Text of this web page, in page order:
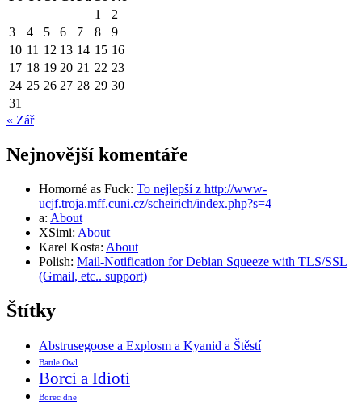
1
2
3
4 5 6 7 8
9
10 11 12 13 14 15 16
17 18 19 20 21 22 23
24 25 26 27 28 29 30
31
« Zář
Nejnovější komentáře
Homorné as Fuck: To nejlepší z http://www-
ucjf.troja.mff.cuni.cz/scheirich/index.php?s=4
a: About
XSimi: About
Karel Kosta: About
Polish: Mail-Notification for Debian Squeeze with TLS/SSL
(Gmail, etc.. support)
Štítky
Abstrusegoose a Explosm a Kyanid a Štěstí
Battle Owl
Borci a Idioti
Borec dne